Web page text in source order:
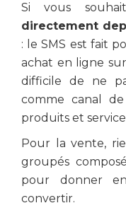
Si vous
directement
: le SMS est fait
achat en ligne
difficile de ne
comme canal
produits et
Pour la vente,
groupés
pour donner
convertir.